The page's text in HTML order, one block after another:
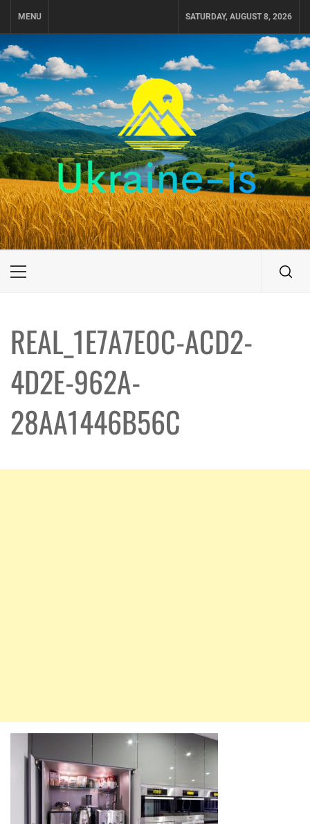
MENU SATURDAY, AUGUST 8, 2026
UKRAINE-IS
ПОДОРОЖI ПО УКРАЇНІ
Primary
REAL_1E7A7E0C-ACD2-
4D2E-962A-
28AA1446B56C